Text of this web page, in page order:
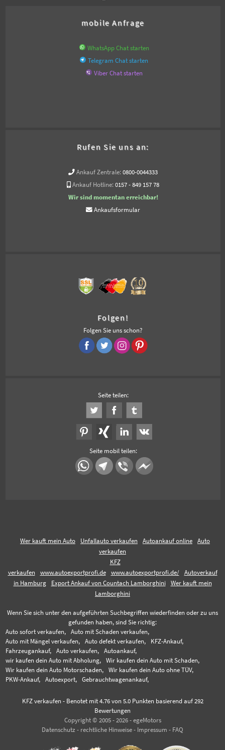
mobile Anfrage
WhatsApp Chat starten
Telegram Chat starten
Viber Chat starten
Rufen Sie uns an:
Ankauf Zentrale: 0800-0044333
Ankauf Hotline: 0157 - 849 157 78
Wir sind momentan erreichbar!
Ankaufsformular
Folgen!
Folgen Sie uns schon?
Seite teilen:
Seite mobil teilen:
Wer kauft mein Auto Unfallauto verkaufen Autoankauf online
Auto
verkaufen
KFZ
verkaufen
www.autoexportprofi.de www.autoexportprofi.de/
Autoverkauf
in Hamburg
Export Ankauf von Countach Lamborghini
Wer kauft mein
Lamborghini
Wenn Sie sich unter den aufgeführten Suchbegriffen wiederfinden oder zu uns
gefunden haben, sind Sie richtig:
Auto sofort verkaufen,
Auto mit Schaden verkaufen,
Auto mit Mängel verkaufen,
Auto defekt verkaufen,
KFZ-Ankauf,
Fahrzeugankauf,
Auto verkaufen,
Autoankauf,
wir kaufen dein Auto mit Abholung,
Wir kaufen dein Auto mit Schaden,
Wir kaufen dein Auto Motorschaden,
Wir kaufen dein Auto ohne TÜV,
PKW-Ankauf,
Autoexport, Gebrauchtwagenankauf,
KFZ verkaufen- Benotet mit 4.76von 5.0 Punkten basierend auf 292
Bewertungen
Copyright © 2005 - 2026 - egeMotors
Datenschutz - rechtliche Hinweise - Impressum - FAQ